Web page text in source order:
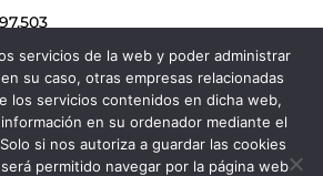
servicios de la web y poder administrar
en su caso, otras empresas relacionadas
los servicios contenidos en dicha web,
en su ordenador mediante el
si nos autoriza a guardar las cookies
permitido navegar por la página web